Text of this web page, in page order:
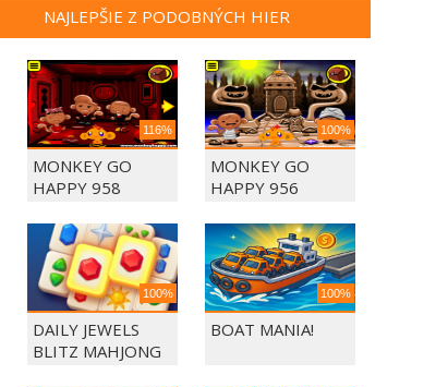
NAJLEPŠIE Z PODOBNÝCH HIER
116%
MONKEY GO
HAPPY 958
100%
MONKEY GO
HAPPY 956
100%
DAILY JEWELS
BLITZ MAHJONG
100%
BOAT MANIA!